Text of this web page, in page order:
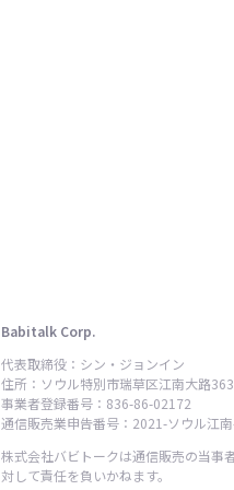
Babitalk Corp.
代表取締役：シン・ジョンイン
住所：ソウル特別市瑞草区江南大路
事業者登録番号：836-86-02172
通信販売業申告番号：2021-ソウル江
株式会社バビトークは通信販売の当事
対して責任を負いかねます。